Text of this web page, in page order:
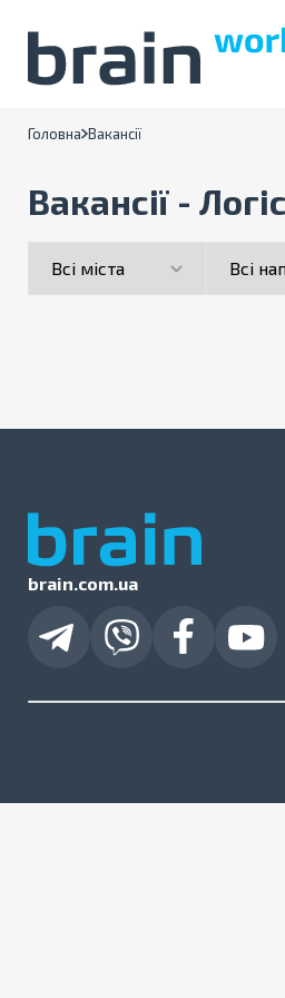
Головна Вакансії
Вакансії -
brain.com.ua